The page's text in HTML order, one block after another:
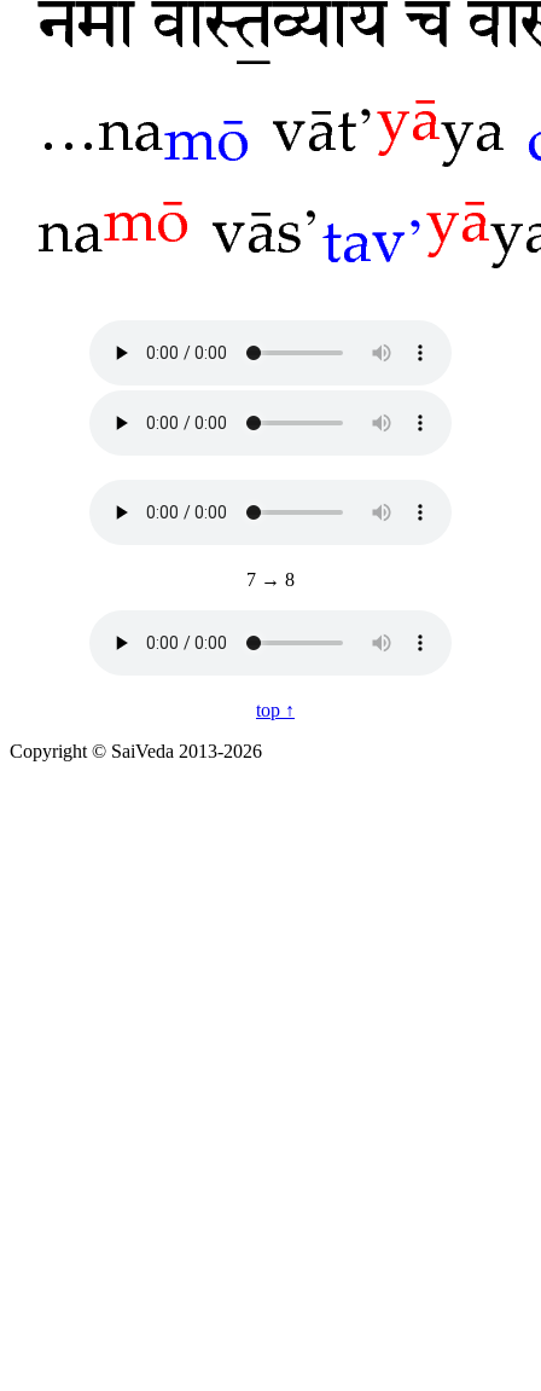
7 → 8
top ↑
Copyright © SaiVeda 2013-2026